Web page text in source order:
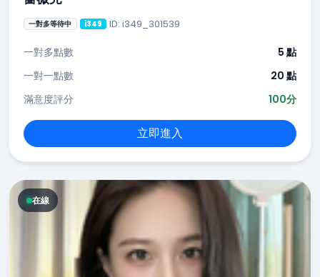
一對多等待中 i349 ID: i349_301539
一對多點數
5 點
一對一點數
20 點
滿意度評分
100分
立即進入
在線